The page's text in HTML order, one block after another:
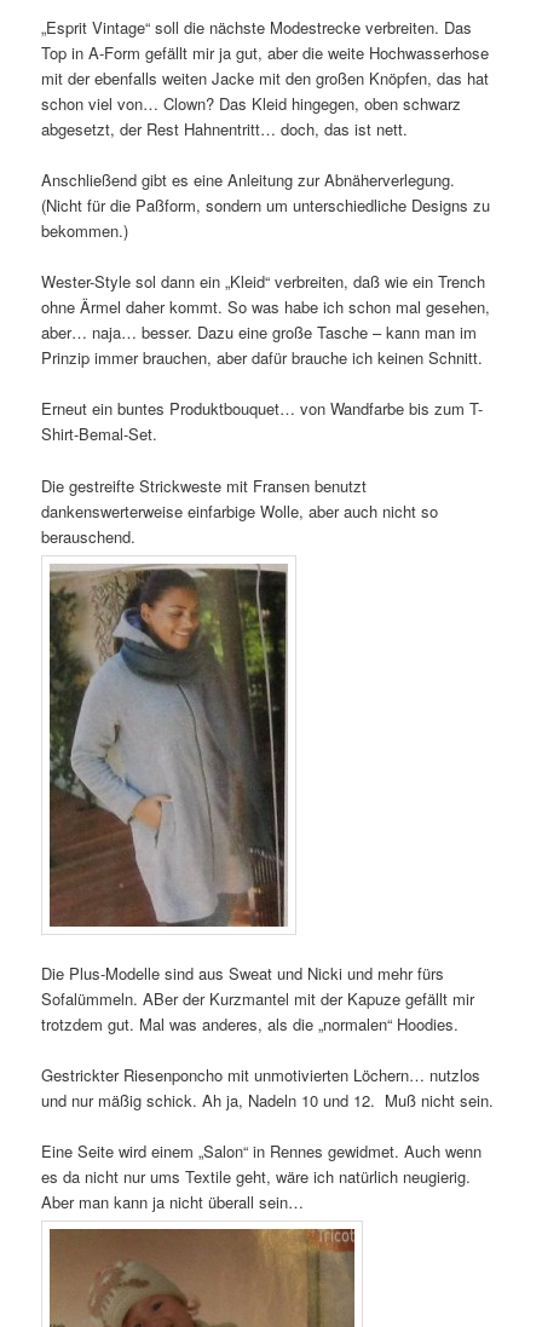
„Esprit Vintage“ soll die nächste Modestrecke verbreiten. Das
Top in A-Form gefällt mir ja gut, aber die weite Hochwasserhose
mit der ebenfalls weiten Jacke mit den großen Knöpfen, das hat
schon viel von… Clown? Das Kleid hingegen, oben schwarz
abgesetzt, der Rest Hahnentritt… doch, das ist nett.
Anschließend gibt es eine Anleitung zur Abnäherverlegung.
(Nicht für die Paßform, sondern um unterschiedliche Designs zu
bekommen.)
Wester-Style sol dann ein „Kleid“ verbreiten, daß wie ein Trench
ohne Ärmel daher kommt. So was habe ich schon mal gesehen,
aber… naja… besser. Dazu eine große Tasche – kann man im
Prinzip immer brauchen, aber dafür brauche ich keinen Schnitt.
Erneut ein buntes Produktbouquet… von Wandfarbe bis zum T-
Shirt-Bemal-Set.
Die gestreifte Strickweste mit Fransen benutzt
dankenswerterweise einfarbige Wolle, aber auch nicht so
berauschend.
Die Plus-Modelle sind aus Sweat und Nicki und mehr fürs
Sofalümmeln. ABer der Kurzmantel mit der Kapuze gefällt mir
trotzdem gut. Mal was anderes, als die „normalen“ Hoodies.
Gestrickter Riesenponcho mit unmotivierten Löchern… nutzlos
und nur mäßig schick. Ah ja, Nadeln 10 und 12. Muß nicht sein.
Eine Seite wird einem „Salon“ in Rennes gewidmet. Auch wenn
es da nicht nur ums Textile geht, wäre ich natürlich neugierig.
Aber man kann ja nicht überall sein…